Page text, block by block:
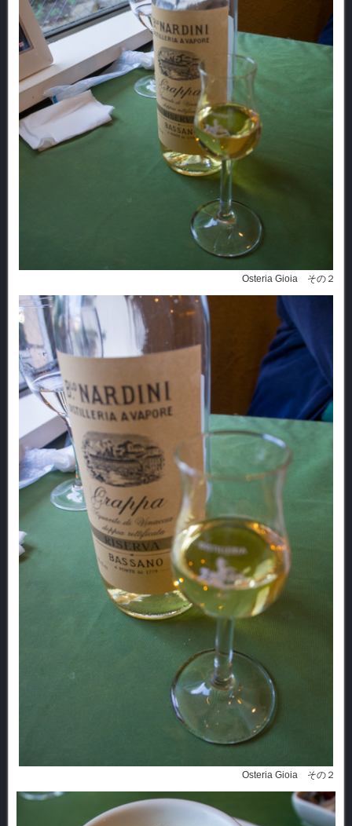
Osteria Gioia その２
Osteria Gioia その２